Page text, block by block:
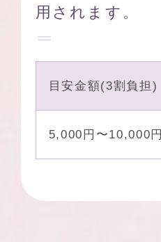
用されます。
目安金額(3割負担)
5,000円〜10,000円